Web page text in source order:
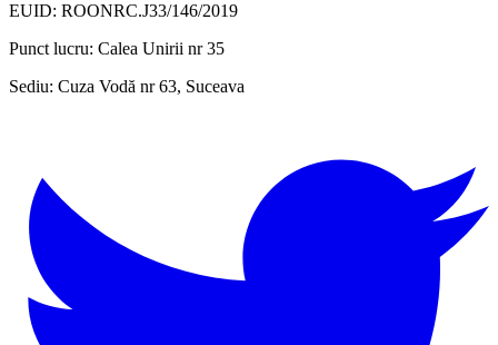
EUID: ROONRC.J33/146/2019
Punct lucru: Calea Unirii nr 35
Sediu: Cuza Vodă nr 63, Suceava